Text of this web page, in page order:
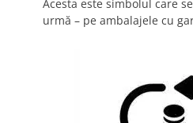
Acesta este simbolul care
urmă – pe ambalajele cu